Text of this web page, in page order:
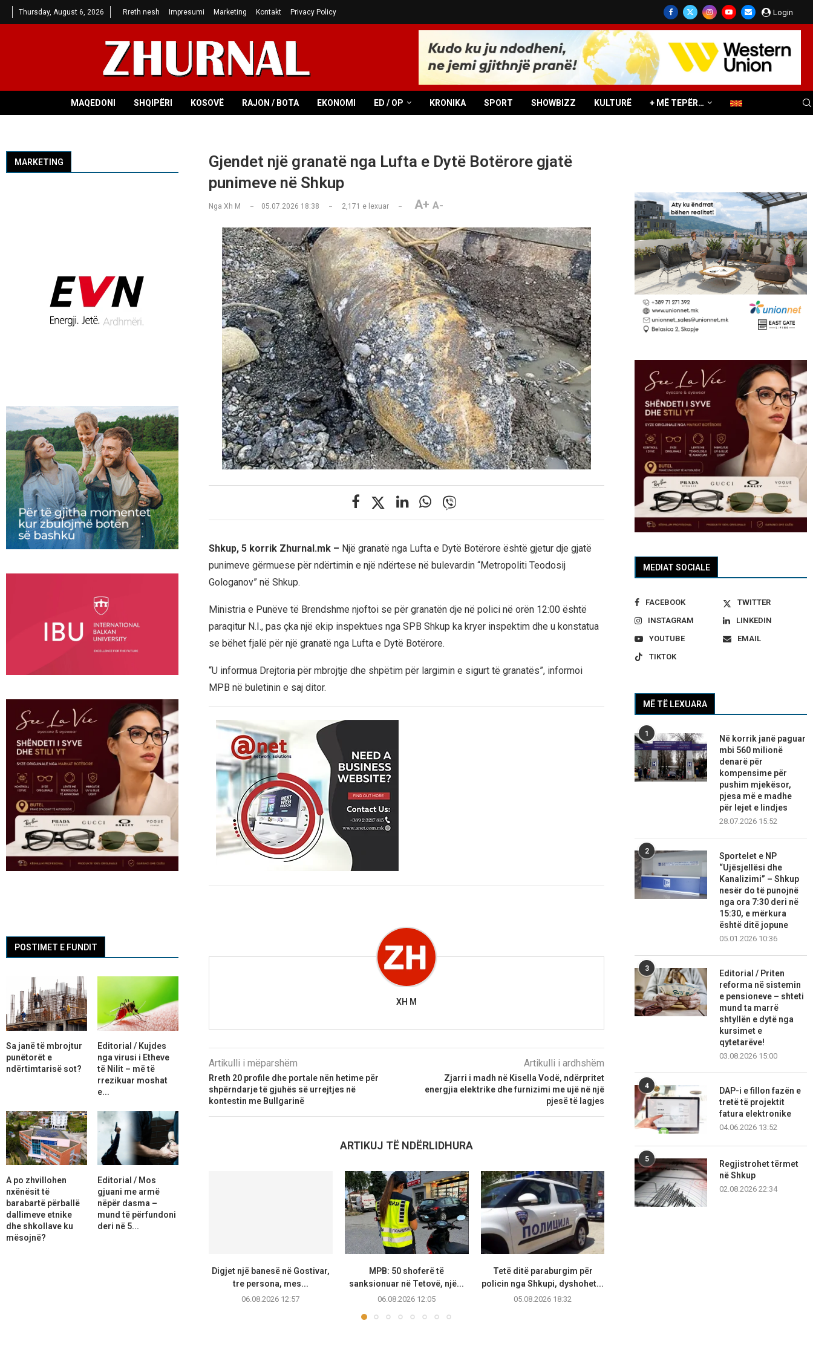
Thursday, August 6, 2026 Rreth nesh Impresumi Marketing Kontakt Privacy Policy Login
MAQEDONI SHQIPËRI KOSOVË RAJON / BOTA EKONOMI ED / OP KRONIKA SPORT SHOWBIZZ KULTURË + MË TEPËR…
Gjendet një granatë nga Lufta e Dytë Botërore gjatë
punimeve në Shkup
Nga Xh M 05.07.2026 18:38 2,171 e lexuar A+ A-
Shkup, 5 korrik Zhurnal.mk – Një granatë nga Lufta e Dytë Botërore është gjetur dje gjatë
punimeve gërmuese për ndërtimin e një ndërtese në bulevardin “Metropoliti Teodosij
Gologanov” në Shkup.
Ministria e Punëve të Brendshme njoftoi se për granatën dje në polici në orën 12:00 është
paraqitur N.I., pas çka një ekip inspektues nga SPB Shkup ka kryer inspektim dhe u konstatua
se bëhet fjalë për një granatë nga Lufta e Dytë Botërore.
“U informua Drejtoria për mbrojtje dhe shpëtim për largimin e sigurt të granatës”, informoi
MPB në buletinin e saj ditor.
XH M
Artikulli i mëparshëm
Rreth 20 profile dhe portale nën hetime për
shpërndarje të gjuhës së urrejtjes në
kontestin me Bullgarinë
Artikulli i ardhshëm
Zjarri i madh në Kisella Vodë, ndërpritet
energjia elektrike dhe furnizimi me ujë në një
pjesë të lagjes
ARTIKUJ TË NDËRLIDHURA
Digjet një banesë në Gostivar,
tre persona, mes...
06.08.2026 12:57
MPB: 50 shoferë të
sanksionuar në Tetovë, një...
06.08.2026 12:05
Tetë ditë paraburgim për
policin nga Shkupi, dyshohet...
05.08.2026 18:32
MEDIAT SOCIALE
FACEBOOK
TWITTER
INSTAGRAM
LINKEDIN
YOUTUBE
EMAIL
TIKTOK
MË TË LEXUARA
1
Në korrik janë paguar
mbi 560 milionë
denarë për
kompensime për
pushim mjekësor,
pjesa më e madhe
për lejet e lindjes
28.07.2026 15:52
2
Sportelet e NP
“Ujësjellësi dhe
Kanalizimi” – Shkup
nesër do të punojnë
nga ora 7:30 deri në
15:30, e mërkura
është ditë jopune
05.01.2026 10:36
3
Editorial / Priten
reforma në sistemin
e pensioneve – shteti
mund ta marrë
shtyllën e dytë nga
kursimet e
qytetarëve!
03.08.2026 15:00
4
DAP-i e fillon fazën e
tretë të projektit
fatura elektronike
04.06.2026 13:52
5
Regjistrohet tërmet
në Shkup
02.08.2026 22:34
MARKETING
POSTIMET E FUNDIT
Sa janë të mbrojtur
punëtorët e
ndërtimtarisë sot?
Editorial / Kujdes
nga virusi i Etheve
të Nilit – më të
rrezikuar moshat
e...
A po zhvillohen
nxënësit të
barabartë përballë
dallimeve etnike
dhe shkollave ku
mësojnë?
Editorial / Mos
gjuani me armë
nëpër dasma –
mund të përfundoni
deri në 5...